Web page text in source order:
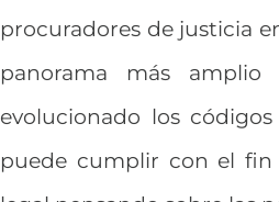
procuradores de justicia
panorama más
evolucionado los
puede cumplir con el